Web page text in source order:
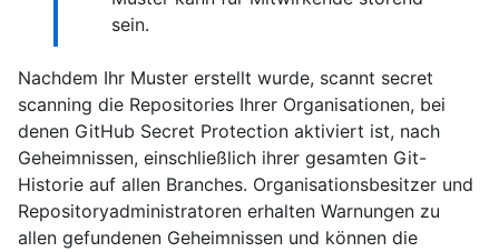
sein.
Nachdem Ihr Muster erstellt wurde, scannt secret
scanning die Repositories Ihrer Organisationen, bei
denen GitHub Secret Protection aktiviert ist, nach
Geheimnissen, einschließlich ihrer gesamten Git-
Historie auf allen Branches. Organisationsbesitzer und
Repositoryadministratoren erhalten Warnungen zu
allen gefundenen Geheimnissen und können die